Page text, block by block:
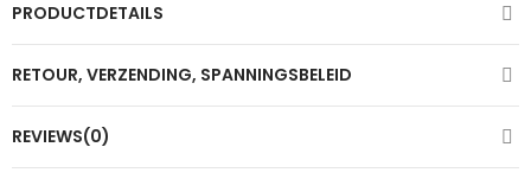
PRODUCTDETAILS
RETOUR, VERZENDING, SPANNINGSBELEID
REVIEWS(0)